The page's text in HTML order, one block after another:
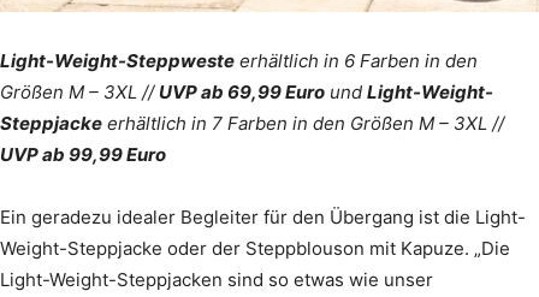
Light-Weight-Steppweste erhältlich in 6 Farben in den
Größen M – 3XL // UVP ab 69,99 Euro und Light-Weight-
Steppjacke erhältlich in 7 Farben in den Größen M – 3XL //
UVP ab 99,99 Euro
Ein geradezu idealer Begleiter für den Übergang ist die Light-
Weight-Steppjacke oder der Steppblouson mit Kapuze. „Die
Light-Weight-Steppjacken sind so etwas wie unser